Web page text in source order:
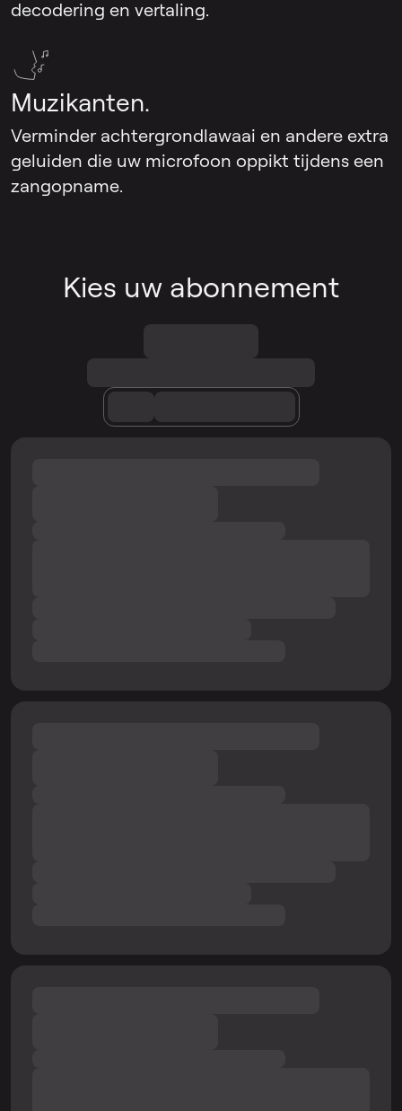
decodering en vertaling.
Muzikanten.
Verminder achtergrondlawaai en andere extra
geluiden die uw microfoon oppikt tijdens een
zangopname.
Kies uw abonnement